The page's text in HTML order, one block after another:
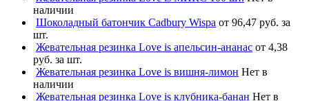
наличии
Шоколадный батончик Cadbury Wispa от 96,47 руб. за
шт.
Жевательная резинка Love is апельсин-ананас от 4,38
руб. за шт.
Жевательная резинка Love is вишня-лимон Нет в
наличии
Жевательная резинка Love is клубника-банан Нет в